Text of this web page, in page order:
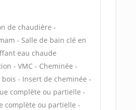
de chaudière -
- Salle de bain clé en
eau chaude
- VMC - Cheminée -
- Insert de cheminée -
complète ou partielle -
complète ou partielle -